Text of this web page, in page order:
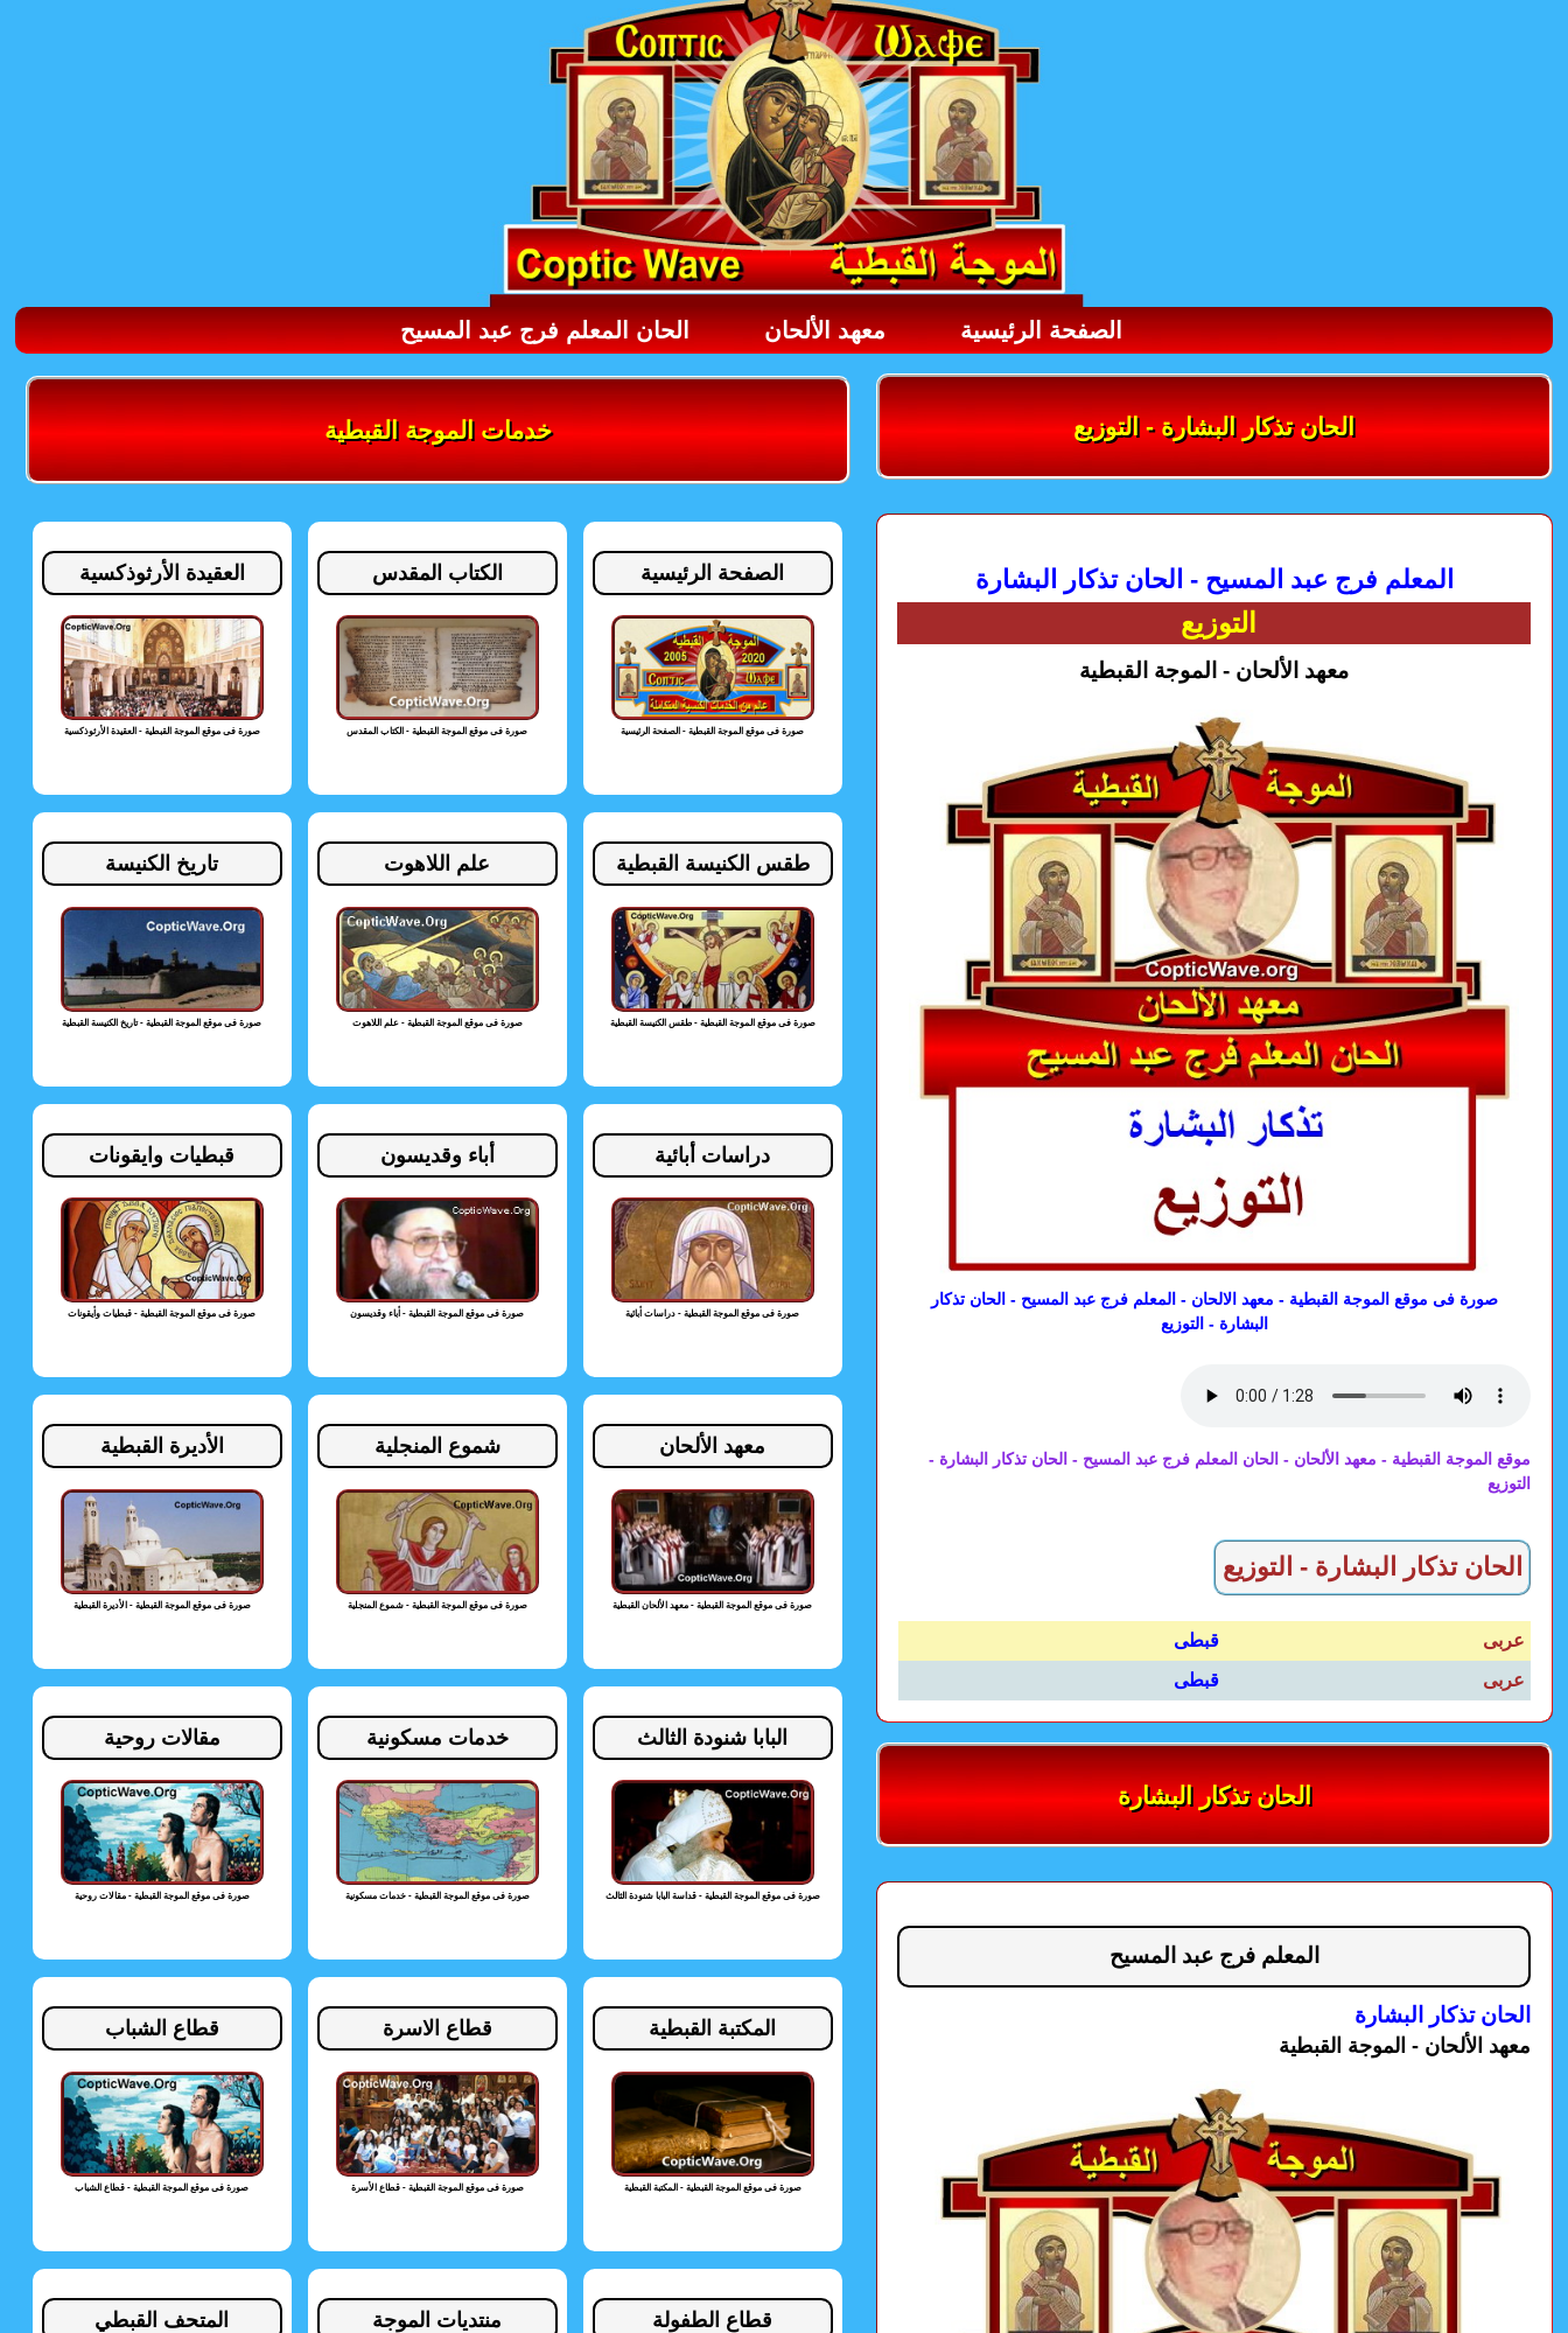
الصفحة الرئيسية معهد الألحان الحان المعلم فرج عبد المسيح
الحان تذكار البشارة - التوزيع
المعلم فرج عبد المسيح - الحان تذكار البشارة
التوزيع
معهد الألحان - الموجة القبطية
صورة فى موقع الموجة القبطية - معهد الالحان - المعلم فرج عبد المسيح - الحان تذكار
البشارة - التوزيع
موقع الموجة القبطية - معهد الألحان - الحان المعلم فرج عبد المسيح - الحان تذكار البشارة -
التوزيع
الحان تذكار البشارة - التوزيع
عربى
قبطى
عربى
قبطى
الحان تذكار البشارة
المعلم فرج عبد المسيح
الحان تذكار البشارة
معهد الألحان - الموجة القبطية
خدمات الموجة القبطية
الصفحة الرئيسية
صورة فى موقع الموجة القبطية - الصفحة الرئيسية
الكتاب المقدس
صورة فى موقع الموجة القبطية - الكتاب المقدس
العقيدة الأرثوذكسية
صورة فى موقع الموجة القبطية - العقيدة الأرثوذكسية
طقس الكنيسة القبطية
صورة فى موقع الموجة القبطية - طقس الكنيسة القبطية
علم اللاهوت
صورة فى موقع الموجة القبطية - علم اللاهوت
تاريخ الكنيسة
صورة فى موقع الموجة القبطية - تاريخ الكنيسة القبطية
دراسات أبائية
صورة فى موقع الموجة القبطية - دراسات أبائية
أباء وقديسون
صورة فى موقع الموجة القبطية - أباء وقديسون
قبطيات وايقونات
صورة فى موقع الموجة القبطية - قبطيات وأيقونات
معهد الألحان
صورة فى موقع الموجة القبطية - معهد الألحان القبطية
شموع المنجلية
صورة فى موقع الموجة القبطية - شموع المنجلية
الأديرة القبطية
صورة فى موقع الموجة القبطية - الأديرة القبطية
البابا شنودة الثالث
صورة فى موقع الموجة القبطية - قداسة البابا شنودة الثالث
خدمات مسكونية
صورة فى موقع الموجة القبطية - خدمات مسكونية
مقالات روحية
صورة فى موقع الموجة القبطية - مقالات روحية
المكتبة القبطية
صورة فى موقع الموجة القبطية - المكتبة القبطية
قطاع الاسرة
صورة فى موقع الموجة القبطية - قطاع الأسرة
قطاع الشباب
صورة فى موقع الموجة القبطية - قطاع الشباب
قطاع الطفولة منتديات الموجة المتحف القبطي